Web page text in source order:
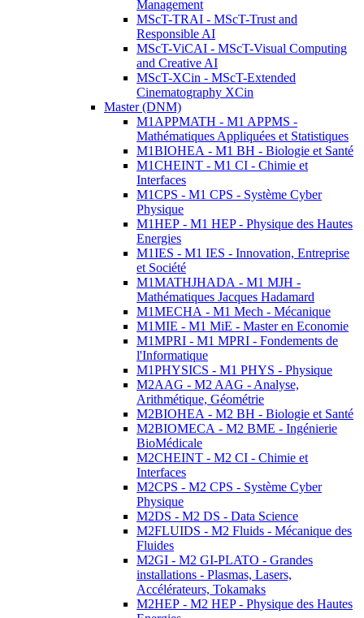
Management
MScT-TRAI - MScT-Trust and
Responsible AI
MScT-ViCAI - MScT-Visual Computing
and Creative AI
MScT-XCin - MScT-Extended
Cinematography XCin
Master (DNM)
M1APPMATH - M1 APPMS -
Mathématiques Appliquées et Statistiques
M1BIOHEA - M1 BH - Biologie et Santé
M1CHEINT - M1 CI - Chimie et
Interfaces
M1CPS - M1 CPS - Système Cyber
Physique
M1HEP - M1 HEP - Physique des Hautes
Energies
M1IES - M1 IES - Innovation, Entreprise
et Société
M1MATHJHADA - M1 MJH -
Mathématiques Jacques Hadamard
M1MECHA - M1 Mech - Mécanique
M1MIE - M1 MiE - Master en Economie
M1MPRI - M1 MPRI - Fondements de
l'Informatique
M1PHYSICS - M1 PHYS - Physique
M2AAG - M2 AAG - Analyse,
Arithmétique, Géométrie
M2BIOHEA - M2 BH - Biologie et Santé
M2BIOMECA - M2 BME - Ingénierie
BioMédicale
M2CHEINT - M2 CI - Chimie et
Interfaces
M2CPS - M2 CPS - Système Cyber
Physique
M2DS - M2 DS - Data Science
M2FLUIDS - M2 Fluids - Mécanique des
Fluides
M2GI - M2 GI-PLATO - Grandes
installations - Plasmas, Lasers,
Accélérateurs, Tokamaks
M2HEP - M2 HEP - Physique des Hautes